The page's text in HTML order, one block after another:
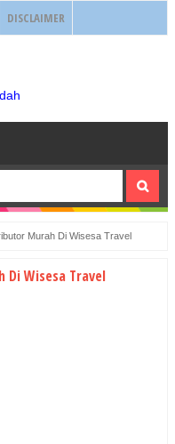
DISCLAIMER
Murah Di Wisesa Travel
Wisesa Travel